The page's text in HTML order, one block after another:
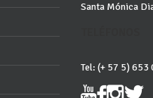
Santa Mónica
Tel: (+ 57 5)